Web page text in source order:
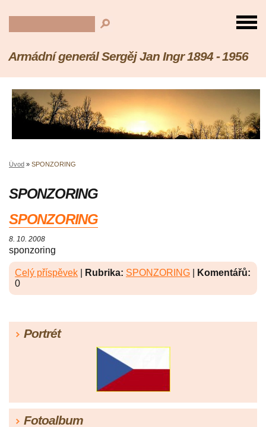
Armádní generál Sergěj Jan Ingr 1894 - 1956
Úvod » SPONZORING
SPONZORING
SPONZORING
8. 10. 2008
sponzoring
Celý příspěvek Rubrika: SPONZORING
Komentářů:
0
Portrét
Fotoalbum